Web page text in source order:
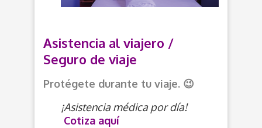
Asistencia al viajero /
Seguro de viaje
Protégete durante tu viaje. 😉
¡Asistencia médica por día!
Cotiza aquí